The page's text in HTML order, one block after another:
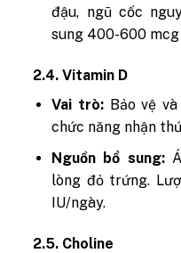
đậu, ngũ cốc
sung 400-600 mcg
2.4. Vitamin D
Vai trò:Bảo vệ
chức năng nhận
Nguồn bổ sung:
lòng đỏ trứng.
IU/ngày.
2.5. Choline